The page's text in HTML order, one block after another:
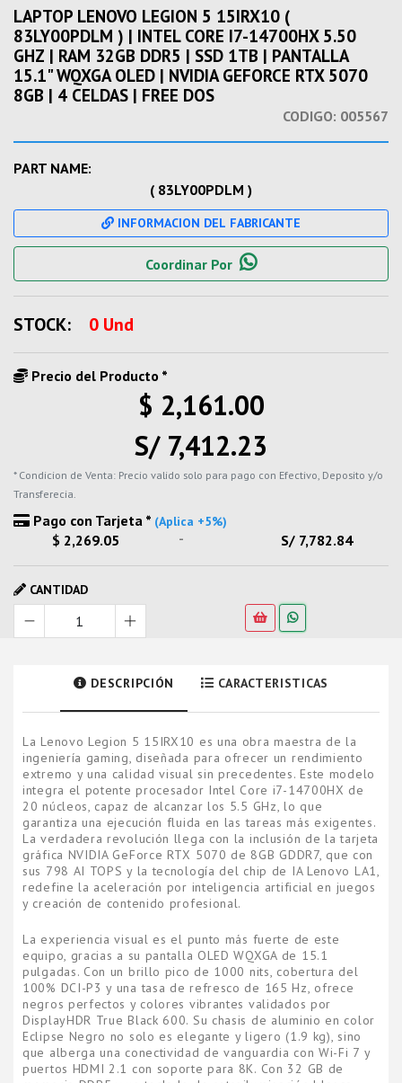
LAPTOP LENOVO LEGION 5 15IRX10 (
83LY00PDLM ) | INTEL CORE I7-14700HX 5.50
GHZ | RAM 32GB DDR5 | SSD 1TB | PANTALLA
15.1" WQXGA OLED | NVIDIA GEFORCE RTX 5070
8GB | 4 CELDAS | FREE DOS
CODIGO: 005567
PART NAME:
( 83LY00PDLM )
INFORMACION DEL FABRICANTE
Coordinar Por
STOCK: 0 Und
Precio del Producto *
$ 2,161.00
S/ 7,412.23
* Condicion de Venta: Precio valido solo para pago con Efectivo, Deposito y/o
Transferecia.
Pago con Tarjeta * (Aplica +5%)
$ 2,269.05 - S/ 7,782.84
CANTIDAD
DESCRIPCIÓN CARACTERISTICAS
La Lenovo Legion 5 15IRX10 es una obra maestra de la
ingeniería gaming, diseñada para ofrecer un rendimiento
extremo y una calidad visual sin precedentes. Este modelo
integra el potente procesador Intel Core i7-14700HX de
20 núcleos, capaz de alcanzar los 5.5 GHz, lo que
garantiza una ejecución fluida en las tareas más exigentes.
La verdadera revolución llega con la inclusión de la tarjeta
gráfica NVIDIA GeForce RTX 5070 de 8GB GDDR7, que con
sus 798 AI TOPS y la tecnología del chip de IA Lenovo LA1,
redefine la aceleración por inteligencia artificial en juegos
y creación de contenido profesional.
La experiencia visual es el punto más fuerte de este
equipo, gracias a su pantalla OLED WQXGA de 15.1
pulgadas. Con un brillo pico de 1000 nits, cobertura del
100% DCI-P3 y una tasa de refresco de 165 Hz, ofrece
negros perfectos y colores vibrantes validados por
DisplayHDR True Black 600. Su chasis de aluminio en color
Eclipse Negro no solo es elegante y ligero (1.9 kg), sino
que alberga una conectividad de vanguardia con Wi-Fi 7 y
puertos HDMI 2.1 con soporte para 8K. Con 32 GB de